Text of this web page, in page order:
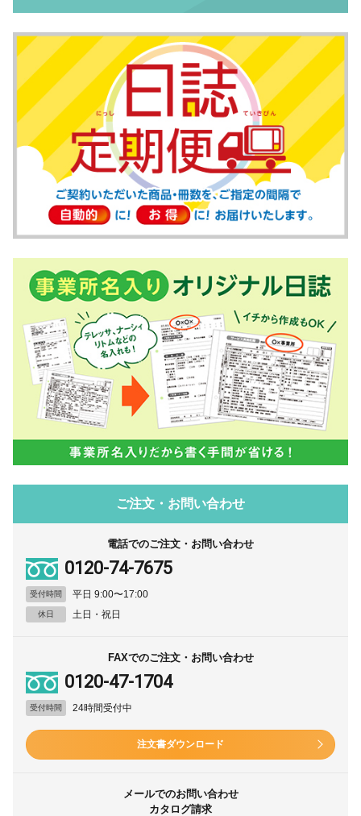
ご注文・お問い合わせ
電話でのご注文・お問い合わせ
0120-74-7675
受付時間 平日 9:00〜17:00
休日 土日・祝日
FAXでのご注文・お問い合わせ
0120-47-1704
受付時間 24時間受付中
注文書ダウンロード
メールでのお問い合わせ
カタログ請求